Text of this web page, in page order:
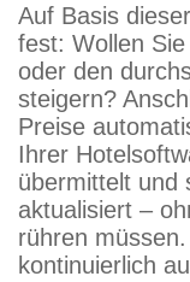
Auf Basis
fest: Wollen
oder den
steigern?
Preise
Ihrer
übermittelt und
aktualisiert –
rühren
kontinuierlich